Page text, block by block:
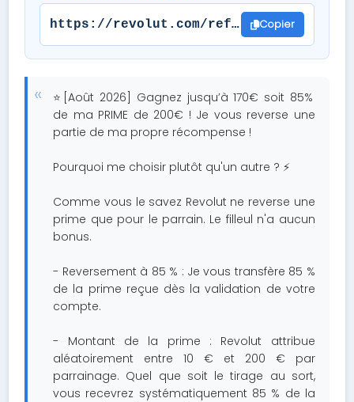
https://revolut.com/referral/?referral-
Copier
⭐️[Août 2026] Gagnez jusqu’à 170€ soit 85%
de ma PRIME de 200€ ! Je vous reverse une
partie de ma propre récompense !
Pourquoi me choisir plutôt qu'un autre ? ⚡️
Comme vous le savez Revolut ne reverse une
prime que pour le parrain. Le filleul n'a aucun
bonus.
- Reversement à 85 % : Je vous transfère 85 %
de la prime reçue dès la validation de votre
compte.
- Montant de la prime : Revolut attribue
aléatoirement entre 10 € et 200 € par
parrainage. Quel que soit le tirage au sort,
vous recevrez systématiquement 85 % de la